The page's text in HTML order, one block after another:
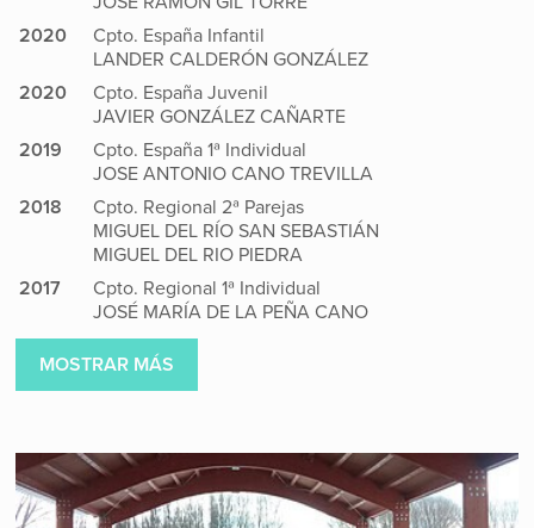
2020
Cpto. España Infantil
LANDER CALDERÓN GONZÁLEZ
2020
Cpto. España Juvenil
JAVIER GONZÁLEZ CAÑARTE
2019
Cpto. España 1ª Individual
JOSE ANTONIO CANO TREVILLA
2018
Cpto. Regional 2ª Parejas
MIGUEL DEL RÍO SAN SEBASTIÁN
MIGUEL DEL RIO PIEDRA
2017
Cpto. Regional 1ª Individual
JOSÉ MARÍA DE LA PEÑA CANO
2016
Cpto. Regional 1ª Individual
JOSÉ MARÍA DE LA PEÑA CANO
2011
Cpto. Autonómico 1ª Parejas
JUAN ANTONIO MARTÍNEZ FERNÁNDEZ
MIGUEL DEL RÍO SAN SEBASTIÁN
MOSTRAR MÁS